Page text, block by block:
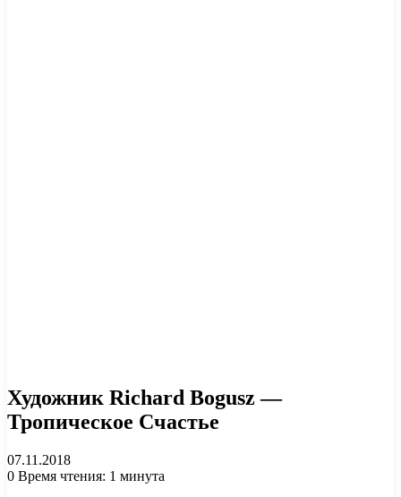
Художник Richard Bogusz —
Тропическое Счастье
07.11.2018
0 Время чтения: 1 минута